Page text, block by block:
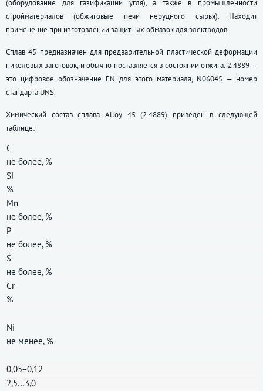
(оборудование для газификации угля), а также в промышленности
стройматериалов (обжиговые печи нерудного сырья). Находит
применение при изготовлении защитных обмазок для электродов.
Сплав 45 предназначен для предварительной пластической деформации
никелевых заготовок, и обычно поставляется в состоянии отжига. 2.4889 —
это цифровое обозначение EN для этого материала, N06045 — номер
стандарта UNS.
Химический состав сплава Alloy 45 (2.4889) приведен в следующей
таблице:
C
не более, %
Si
%
Mn
не более, %
P
не более, %
S
не более, %
Cr
%
Ni
не менее, %
0,05−0,12
2,5…3,0